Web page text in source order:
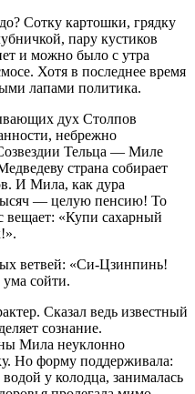
Сотку картошки, грядку
пару кустиков
и можно было с утра
Хотя в последнее время
лапами политика.
дух Столпов
небрежно
Тельца — Миле
страна собирает
И Мила, как дура
— целую пенсию! То
вещает: «Купи сахарный
ветвей: «Си-Цзинпинь!
сойти.
Сказал ведь известный
сознание.
Мила неуклонно
Но форму поддерживала:
у колодца, занималась